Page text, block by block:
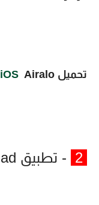
تحميل iOS Airalo
- تطبيق Nomad